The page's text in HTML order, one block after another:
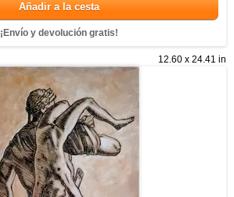
Añadir a la cesta
¡Envío y devolución gratis!
12.60 x 24.41 in